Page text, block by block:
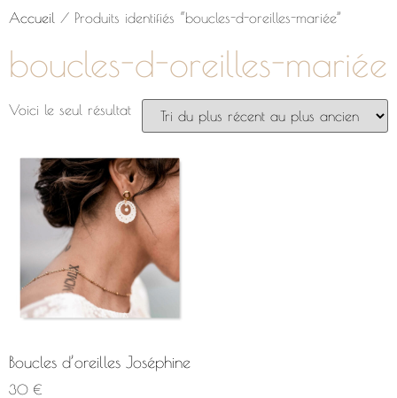
Accueil / Produits identifiés “boucles-d-oreilles-mariée”
boucles-d-oreilles-mariée
Voici le seul résultat
Boucles d’oreilles Joséphine
30 €